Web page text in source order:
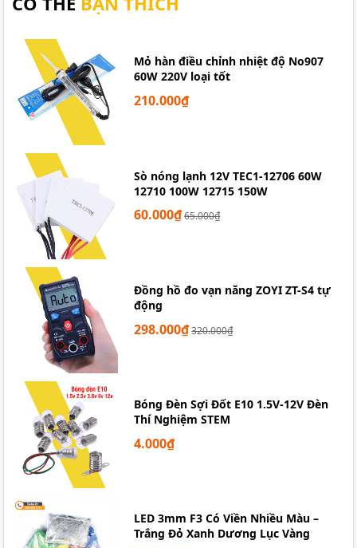
Mỏ hàn điều chỉnh nhiệt độ No907
60W 220V loại tốt
210.000₫
Sò nóng lạnh 12V TEC1-12706 60W
12710 100W 12715 150W
60.000₫65.000₫
Đồng hồ đo vạn năng ZOYI ZT-S4 tự
động
298.000₫320.000₫
Bóng Đèn Sợi Đốt E10 1.5V-12V Đèn
Thí Nghiệm STEM
4.000₫
LED 3mm F3 Có Viền Nhiều Màu –
Trắng Đỏ Xanh Dương Lục Vàng